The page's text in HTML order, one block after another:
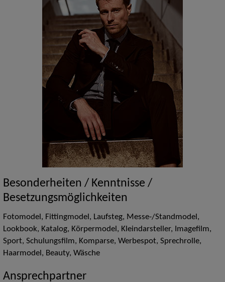
Besonderheiten / Kenntnisse /
Besetzungsmöglichkeiten
Fotomodel, Fittingmodel, Laufsteg, Messe-/Standmodel,
Lookbook, Katalog, Körpermodel, Kleindarsteller, Imagefilm,
Sport, Schulungsfilm, Komparse, Werbespot, Sprechrolle,
Haarmodel, Beauty, Wäsche
Ansprechpartner